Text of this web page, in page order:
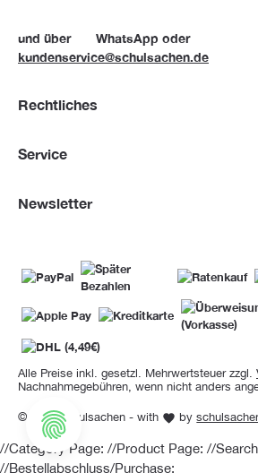
und über WhatsApp oder
kundenservice@schulsachen.de
Rechtliches
Service
Newsletter
© 2026 Schulsachen - with by
Alle Preise inkl. gesetzl. Mehrwertsteuer zzgl.
Nachnahmegebühren, wenn nicht anders
//Category Page: //Product Page: //
//Bestellabschluss/Purchase: